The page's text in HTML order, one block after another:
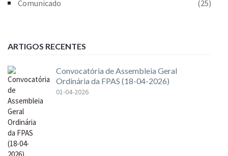
Comunicado
(25)
ARTIGOS RECENTES
Convocatória de Assembleia Geral
Ordinária da FPAS (18-04-2026)
01-04-2026